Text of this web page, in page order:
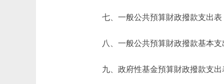
七、一般公共預算財政撥款支出表
八、一般公共預算財政撥款基本支
九、政府性基金預算財政撥款支出